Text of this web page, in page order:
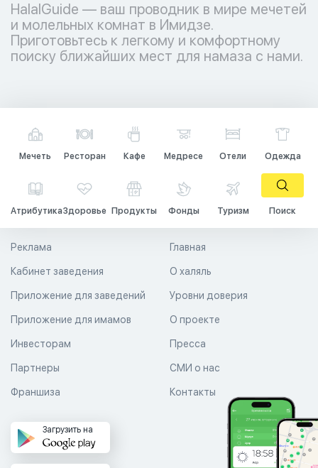
HalalGuide — ваш проводник в мире мечетей
и молельных комнат в Имидзе.
Приготовьтесь к легкому и комфортному
поиску ближайших мест для намаза с нами.
Мечеть Ресторан Кафе Медресе Отели Одежда
АтрибутикаЗдоровье Продукты Фонды Туризм Поиск
Главная
О халяль
Уровни доверия
Реклама
Кабинет заведения
Приложение для заведений
Приложение для имамов О проекте
Пресса
СМИ о нас
Контакты
Инвесторам
Партнеры
Франшиза
Загрузить на